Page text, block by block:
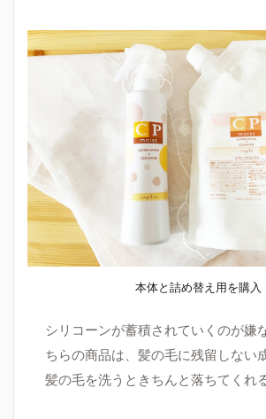
本体と詰め替え用を購入
シリコーンが蓄積されていくのが嫌
ちらの商品は、髪の毛に残留しない
髪の毛を洗うときちんと落ちてくれ